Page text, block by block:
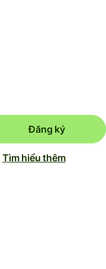
Đăng ký
Tìm hiểu thêm